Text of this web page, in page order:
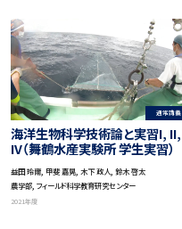
通常講義
海洋生物科学技術論と実習I, II,
IV（舞鶴水産実験所 学生実習）
益田 玲爾, 甲斐 嘉晃, 木下 政人, 鈴木 啓太
農学部, フィールド科学教育研究センター
2021年度